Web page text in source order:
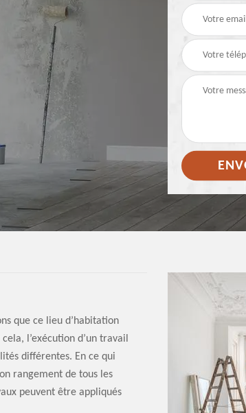
que ce lieu d’habitation
l’exécution d’un travail
différentes. En ce qui
rangement de tous les
peuvent être appliqués